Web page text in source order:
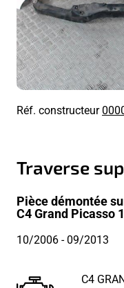
Réf. constructeur
Traverse
Pièce démontée
C4 Grand Picasso 1
10/2006- 09/2013
C4